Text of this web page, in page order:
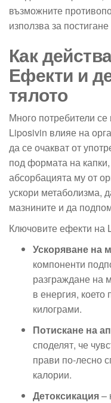
възможните
използва за
Как
Ефекти и
тялото
Много потребители се
Liposivin влияе на
да се очакват от
под формата на
абсорбацията му от
ускори метаболизма,
мазнините и да
Ключовите ефекти на
Ускоряване на
компоненти
разграждане на
в енергия,
килограми.
Потискане на
споделят, че
прави по-лесно
калории.
Детоксикация–